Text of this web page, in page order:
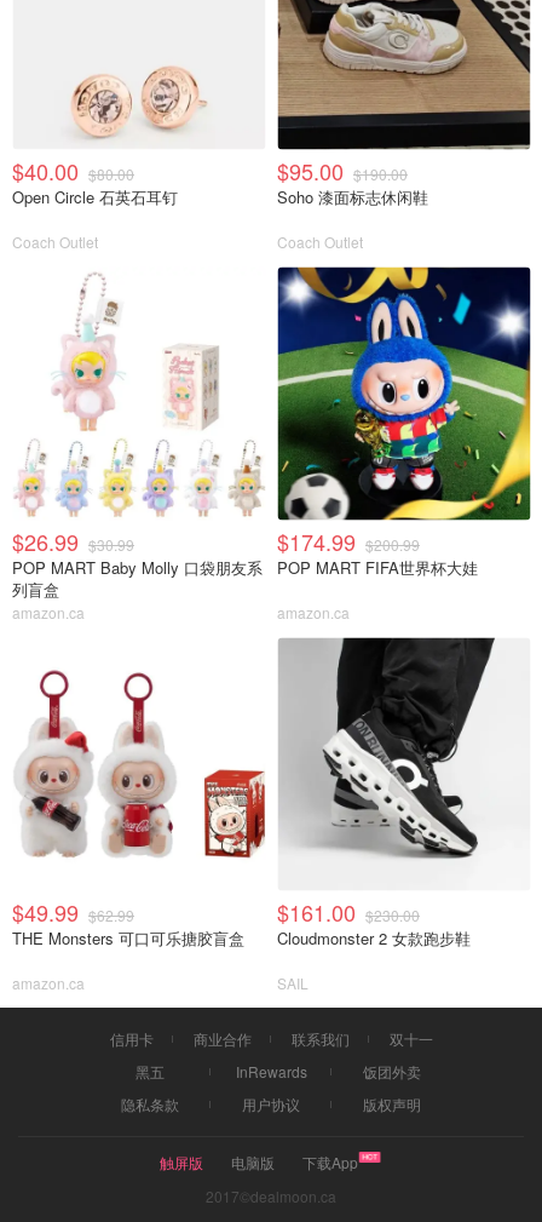
$40.00 $80.00
Open Circle 石英石耳钉
Coach Outlet
$95.00 $190.00
Soho 漆面标志休闲鞋
Coach Outlet
$26.99 $30.99
POP MART Baby Molly 口袋朋友系
列盲盒
amazon.ca
$174.99 $200.99
POP MART FIFA世界杯大娃
amazon.ca
$49.99 $62.99
THE Monsters 可口可乐搪胶盲盒
amazon.ca
$161.00 $230.00
Cloudmonster 2 女款跑步鞋
SAIL
信用卡 商业合作 联系我们
双十一
黑五
InRewards
饭团外卖
隐私条款
用户协议 版权声明
触屏版 电脑版
下载App
2017©dealmoon.ca